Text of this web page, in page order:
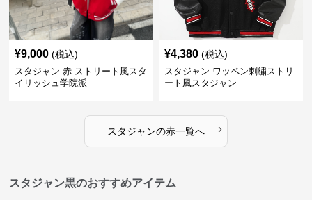
¥9,000 (税込)
スタジャン 赤 ストリート風スタ
イリッシュ学院派
¥4,380 (税込)
スタジャン ワッペン刺繍ストリ
ート風スタジャン
スタジャンの赤一覧へ ›
スタジャン黒のおすすめアイテム